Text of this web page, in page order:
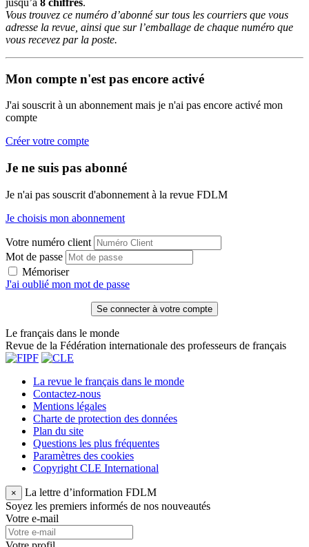
Vous trouvez ce numéro d’abonné sur tous les courriers que vous
adresse la revue, ainsi que sur l’emballage de chaque numéro que
vous recevez par la poste.
Mon compte n'est pas encore activé
J'ai souscrit à un abonnement mais je n'ai pas encore activé mon
compte
Créer votre compte
Je ne suis pas abonné
Je n'ai pas souscrit d'abonnement à la revue FDLM
Je choisis mon abonnement
Votre numéro client
Mot de passe
Mémoriser
J'ai oublié mon mot de passe
Le français dans le monde
Revue de la Fédération internationale des professeurs de français
La revue le français dans le monde
Contactez-nous
Mentions légales
Charte de protection des données
Plan du site
Questions les plus fréquentes
Paramètres des cookies
Copyright CLE International
×
La lettre d’information FDLM
Soyez les premiers informés de nos nouveautés
Votre e-mail